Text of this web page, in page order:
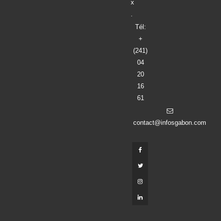
x
.
Tél:
+
(241)
04
20
16
61
contact@infosgabon.com